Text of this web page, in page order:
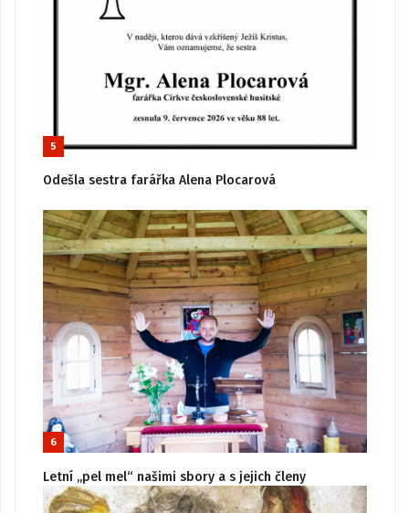
5
Odešla sestra farářka Alena Plocarová
6
Letní „pel mel“ našimi sbory a s jejich členy